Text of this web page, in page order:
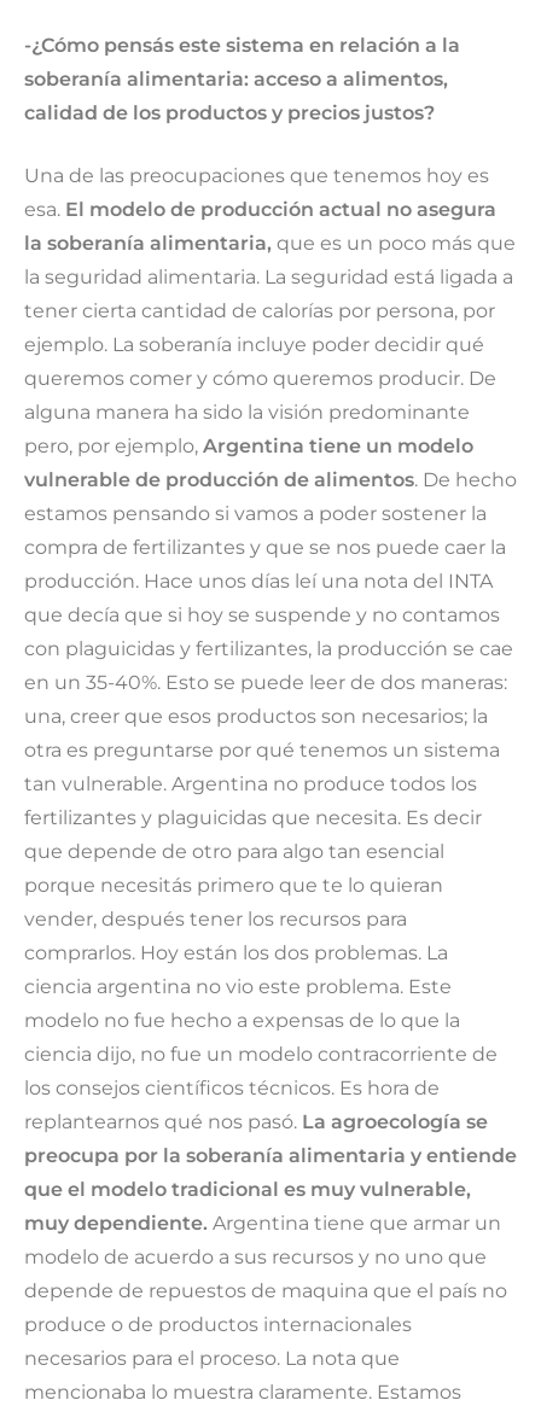
-¿Cómo pensás este sistema en relación a la
soberanía alimentaria: acceso a alimentos,
calidad de los productos y precios justos?
Una de las preocupaciones que tenemos hoy es
esa. El modelo de producción actual no asegura
la soberanía alimentaria, que es un poco más que
la seguridad alimentaria. La seguridad está ligada a
tener cierta cantidad de calorías por persona, por
ejemplo. La soberanía incluye poder decidir qué
queremos comer y cómo queremos producir. De
alguna manera ha sido la visión predominante
pero, por ejemplo, Argentina tiene un modelo
vulnerable de producción de alimentos. De hecho
estamos pensando si vamos a poder sostener la
compra de fertilizantes y que se nos puede caer la
producción. Hace unos días leí una nota del INTA
que decía que si hoy se suspende y no contamos
con plaguicidas y fertilizantes, la producción se cae
en un 35-40%. Esto se puede leer de dos maneras:
una, creer que esos productos son necesarios; la
otra es preguntarse por qué tenemos un sistema
tan vulnerable. Argentina no produce todos los
fertilizantes y plaguicidas que necesita. Es decir
que depende de otro para algo tan esencial
porque necesitás primero que te lo quieran
vender, después tener los recursos para
comprarlos. Hoy están los dos problemas. La
ciencia argentina no vio este problema. Este
modelo no fue hecho a expensas de lo que la
ciencia dijo, no fue un modelo contracorriente de
los consejos científicos técnicos. Es hora de
replantearnos qué nos pasó. La agroecología se
preocupa por la soberanía alimentaria y entiende
que el modelo tradicional es muy vulnerable,
muy dependiente. Argentina tiene que armar un
modelo de acuerdo a sus recursos y no uno que
depende de repuestos de maquina que el país no
produce o de productos internacionales
necesarios para el proceso. La nota que
mencionaba lo muestra claramente. Estamos